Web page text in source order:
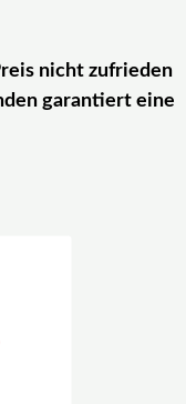
nicht zufrieden
garantiert eine